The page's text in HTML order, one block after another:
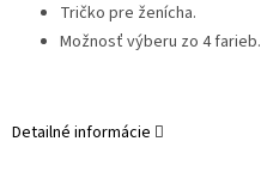
Tričko pre ženícha.
Možnosť výberu zo 4 farieb.
Detailné informácie